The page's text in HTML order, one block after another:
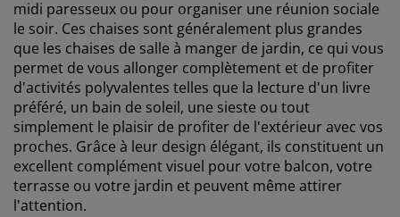
midi paresseux ou pour organiser une réunion sociale
le soir. Ces chaises sont généralement plus grandes
que les chaises de salle à manger de jardin, ce qui vous
permet de vous allonger complètement et de profiter
d'activités polyvalentes telles que la lecture d'un livre
préféré, un bain de soleil, une sieste ou tout
simplement le plaisir de profiter de l'extérieur avec vos
proches. Grâce à leur design élégant, ils constituent un
excellent complément visuel pour votre balcon, votre
terrasse ou votre jardin et peuvent même attirer
l'attention.